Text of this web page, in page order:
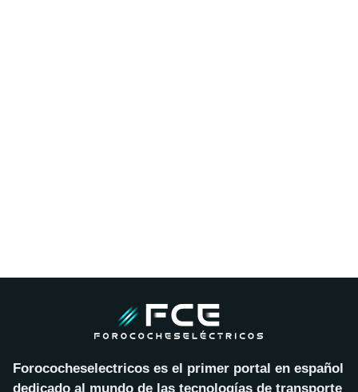
Forococheselectricos es el primer portal en español
dedicado al mundo de las tecnologías de transporte